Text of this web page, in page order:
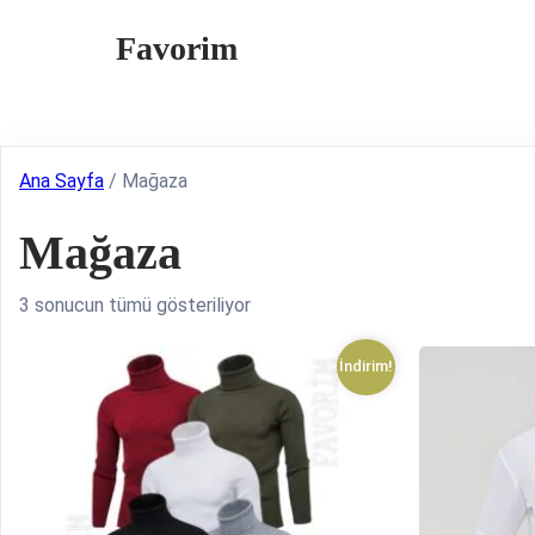
Favorim
Ana Sayfa / Mağaza
Mağaza
3 sonucun tümü gösteriliyor
İndirim!